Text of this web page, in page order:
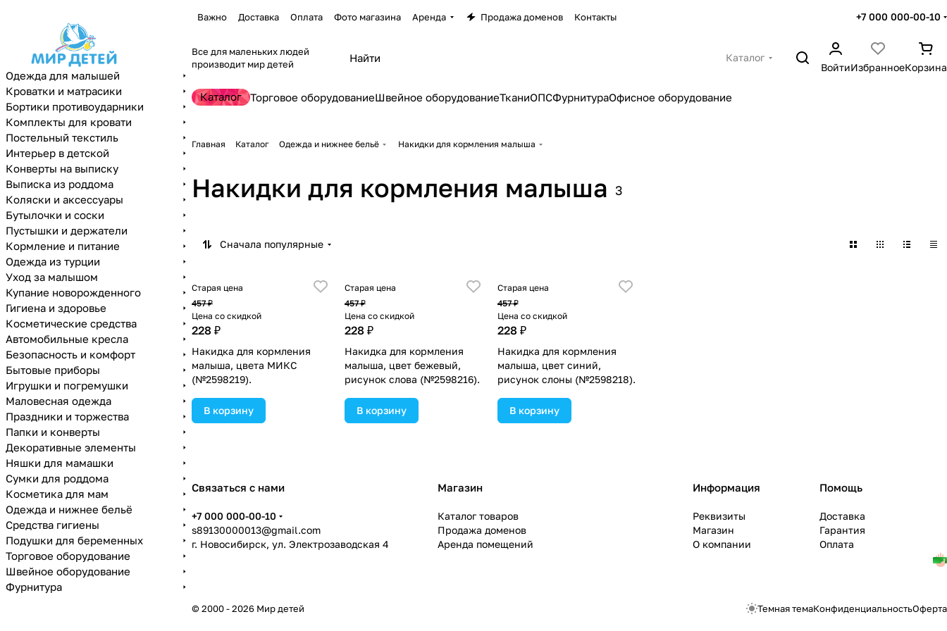
Важно Доставка Оплата Фото магазина Аренда Продажа доменов Контакты +7 000 000-00-10
Все для маленьких людей
производит мир детей
Каталог
ВойтиИзбранноеКорзина
Каталог Торговое оборудованиеШвейное оборудованиеТканиОПСФурнитураОфисное оборудование
Главная Каталог Одежда и нижнее бельё Накидки для кормления малыша
Накидки для кормления малыша 3
Сначала популярные
Старая цена
457 ₽
Цена со скидкой
228 ₽
Накидка для кормления
малыша, цвета МИКС
(№2598219).
В корзину
Старая цена
457 ₽
Цена со скидкой
228 ₽
Накидка для кормления
малыша, цвет бежевый,
рисунок слова (№2598216).
В корзину
Старая цена
457 ₽
Цена со скидкой
228 ₽
Накидка для кормления
малыша, цвет синий,
рисунок слоны (№2598218).
В корзину
Связаться с нами
+7 000 000-00-10
s89130000013@gmail.com
г. Новосибирск, ул. Электрозаводская 4
Магазин
Каталог товаров
Продажа доменов
Аренда помещений
Информация
Реквизиты
Магазин
О компании
Помощь
Доставка
Гарантия
Оплата
© 2000 - 2026 Мир детей Темная темаКонфиденциальностьОферта
Одежда для малышей
Кроватки и матрасики
Бортики противоударники
Комплекты для кровати
Постельный текстиль
Интерьер в детской
Конверты на выписку
Выписка из роддома
Коляски и аксессуары
Бутылочки и соски
Пустышки и держатели
Кормление и питание
Одежда из турции
Уход за малышом
Купание новорожденного
Гигиена и здоровье
Косметические средства
Автомобильные кресла
Безопасность и комфорт
Бытовые приборы
Игрушки и погремушки
Маловесная одежда
Праздники и торжества
Папки и конверты
Декоративные элементы
Няшки для мамашки
Сумки для роддома
Косметика для мам
Одежда и нижнее бельё
Средства гигиены
Подушки для беременных
Торговое оборудование
Швейное оборудование
Фурнитура